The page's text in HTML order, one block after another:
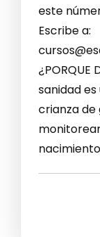
este
Escribe a:
¿PORQUE
sanidad
crianza de